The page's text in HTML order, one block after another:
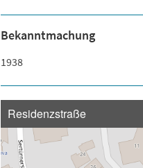
Bekanntmachung
1938
Residenzstraße